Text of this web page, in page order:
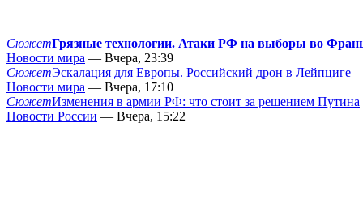
СюжетГрязные технологии. Атаки РФ на выборы во
Новости мира — Вчера, 23:39
СюжетЭскалация для Европы. Российский дрон в Лейпциге
Новости мира — Вчера, 17:10
СюжетИзменения в армии РФ: что стоит за решением Путина
Новости России — Вчера, 15:22